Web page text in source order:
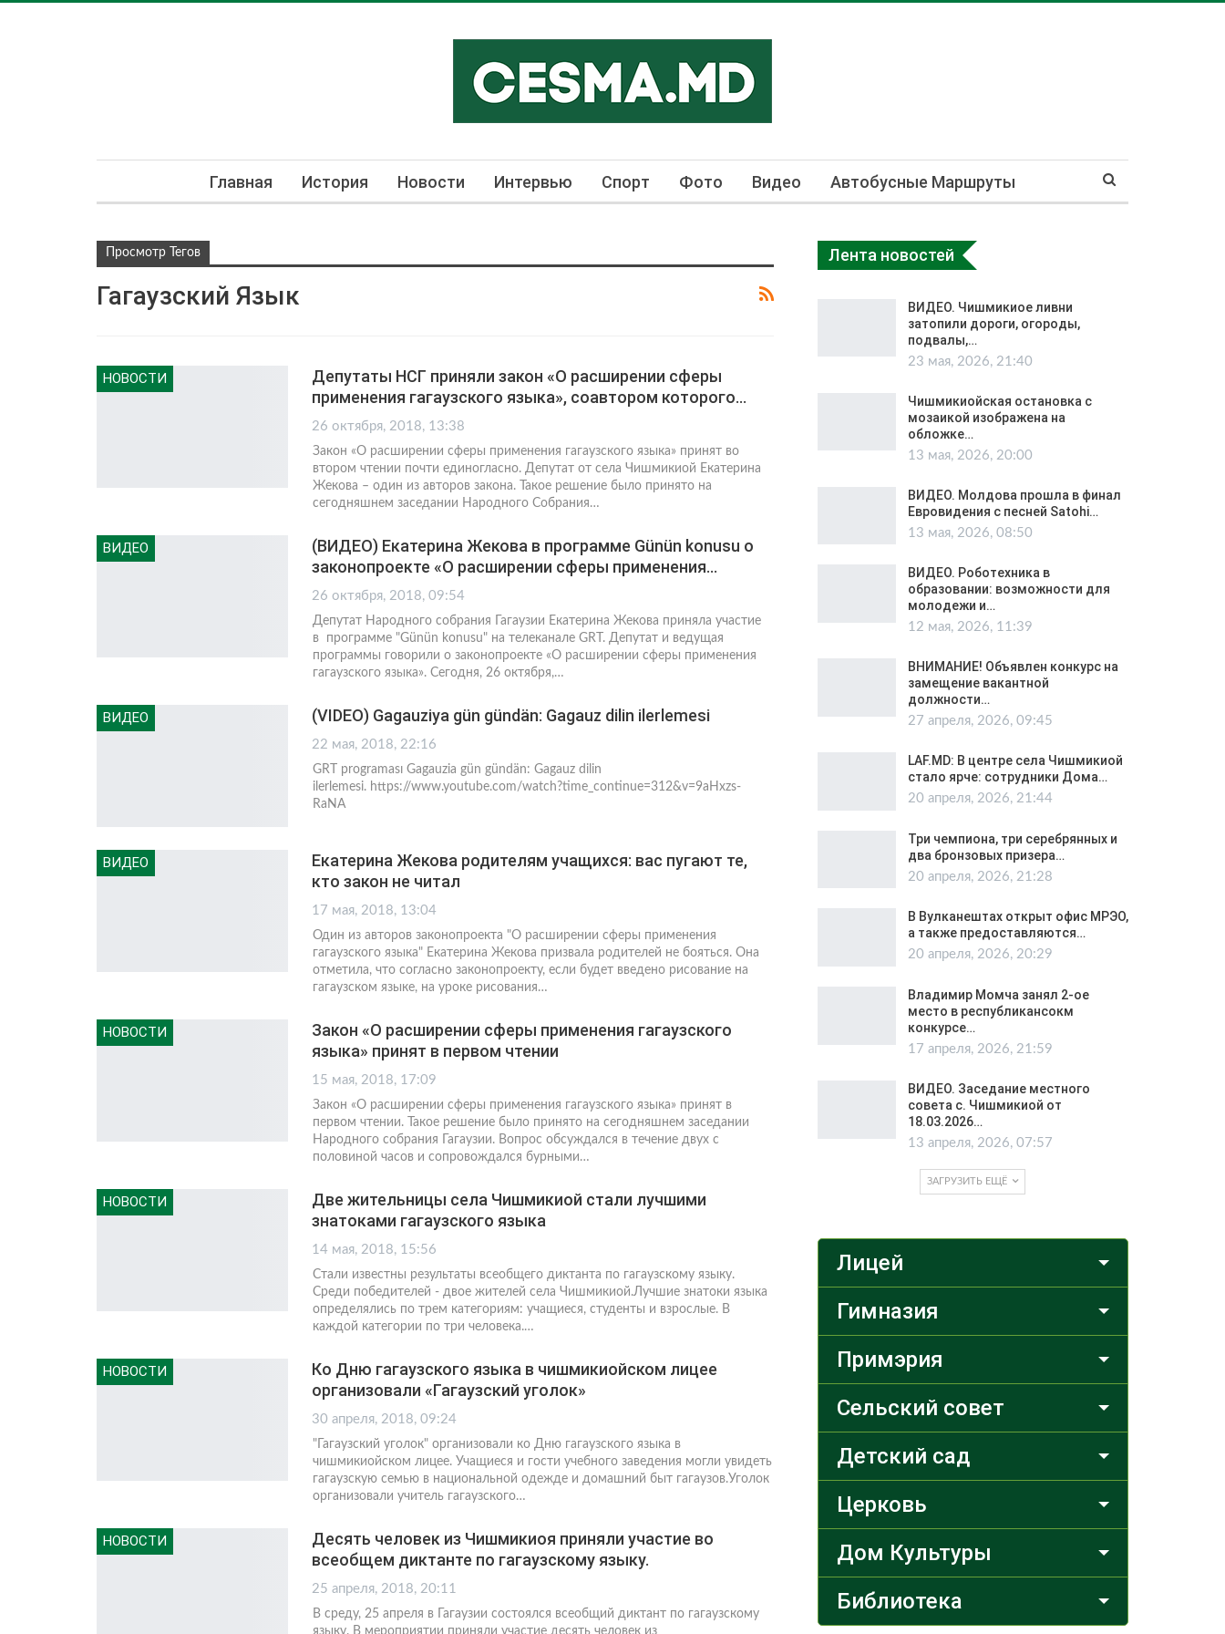
Главная История Новости Интервью Спорт Фото Видео Автобусные Маршруты
Просмотр Тегов
Гагаузский Язык
НОВОСТИ
Депутаты НСГ приняли закон «О расширении сферы
применения гагаузского языка», соавтором которого…
26 октября, 2018, 13:38
Закон «О расширении сферы применения гагаузского языка» принят во
втором чтении почти единогласно. Депутат от села Чишмикиой Екатерина
Жекова – один из авторов закона. Такое решение было принято на
сегодняшнем заседании Народного Собрания…
ВИДЕО
(ВИДЕО) Екатерина Жекова в программе Günün konusu о
законопроекте «О расширении сферы применения…
26 октября, 2018, 09:54
Депутат Народного собрания Гагаузии Екатерина Жекова приняла участие
в программе "Günün konusu" на телеканале GRT. Депутат и ведущая
программы говорили о законопроекте «О расширении сферы применения
гагаузского языка». Сегодня, 26 октября,…
ВИДЕО (VIDEO) Gagauziya gün gündän: Gagauz dilin ilerlemesi
22 мая, 2018, 22:16
GRT programası Gagauzia gün gündän: Gagauz dilin
ilerlemesi. https://www.youtube.com/watch?time_continue=312&v=9aHxzs-
RaNA
ВИДЕО
Екатерина Жекова родителям учащихся: вас пугают те,
кто закон не читал
17 мая, 2018, 13:04
Один из авторов законопроекта "О расширении сферы применения
гагаузского языка" Екатерина Жекова призвала родителей не бояться. Она
отметила, что согласно законопроекту, если будет введено рисование на
гагаузском языке, на уроке рисования…
НОВОСТИ
Закон «О расширении сферы применения гагаузского
языка» принят в первом чтении
15 мая, 2018, 17:09
Закон «О расширении сферы применения гагаузского языка» принят в
первом чтении. Такое решение было принято на сегодняшнем заседании
Народного собрания Гагаузии. Вопрос обсуждался в течение двух с
половиной часов и сопровождался бурными…
НОВОСТИ
Две жительницы села Чишмикиой стали лучшими
знатоками гагаузского языка
14 мая, 2018, 15:56
Стали известны результаты всеобщего диктанта по гагаузскому языку.
Среди победителей - двое жителей села Чишмикиой.Лучшие знатоки языка
определялись по трем категориям: учащиеся, студенты и взрослые. В
каждой категории по три человека.…
НОВОСТИ
Ко Дню гагаузского языка в чишмикиойском лицее
организовали «Гагаузский уголок»
30 апреля, 2018, 09:24
"Гагаузский уголок" организовали ко Дню гагаузского языка в
чишмикиойском лицее. Учащиеся и гости учебного заведения могли увидеть
гагаузскую семью в национальной одежде и домашний быт гагаузов.Уголок
организовали учитель гагаузского…
НОВОСТИ
Десять человек из Чишмикиоя приняли участие во
всеобщем диктанте по гагаузскому языку.
25 апреля, 2018, 20:11
В среду, 25 апреля в Гагаузии состоялся всеобщий диктант по гагаузскому
языку. В мероприятии приняли участие десять человек из
Лента новостей
ВИДЕО. Чишмикиое ливни
затопили дороги, огороды,
подвалы,…
23 мая, 2026, 21:40
Чишмикиойская остановка с
мозаикой изображена на
обложке…
13 мая, 2026, 20:00
ВИДЕО. Молдова прошла в финал
Евровидения с песней Satohi…
13 мая, 2026, 08:50
ВИДЕО. Роботехника в
образовании: возможности для
молодежи и…
12 мая, 2026, 11:39
ВНИМАНИЕ! Объявлен конкурс на
замещение вакантной
должности…
27 апреля, 2026, 09:45
LAF.MD: В центре села Чишмикиой
стало ярче: сотрудники Дома…
20 апреля, 2026, 21:44
Три чемпиона, три серебрянных и
два бронзовых призера…
20 апреля, 2026, 21:28
В Вулканештах открыт офис МРЭО,
а также предоставляются…
20 апреля, 2026, 20:29
Владимир Момча занял 2-ое
место в республикансокм
конкурсе…
17 апреля, 2026, 21:59
ВИДЕО. Заседание местного
совета с. Чишмикиой от
18.03.2026…
13 апреля, 2026, 07:57
ЗАГРУЗИТЬ ЕЩЁ
Лицей
Гимназия
Примэрия
Сельский совет
Детский сад
Церковь
Дом Культуры
Библиотека